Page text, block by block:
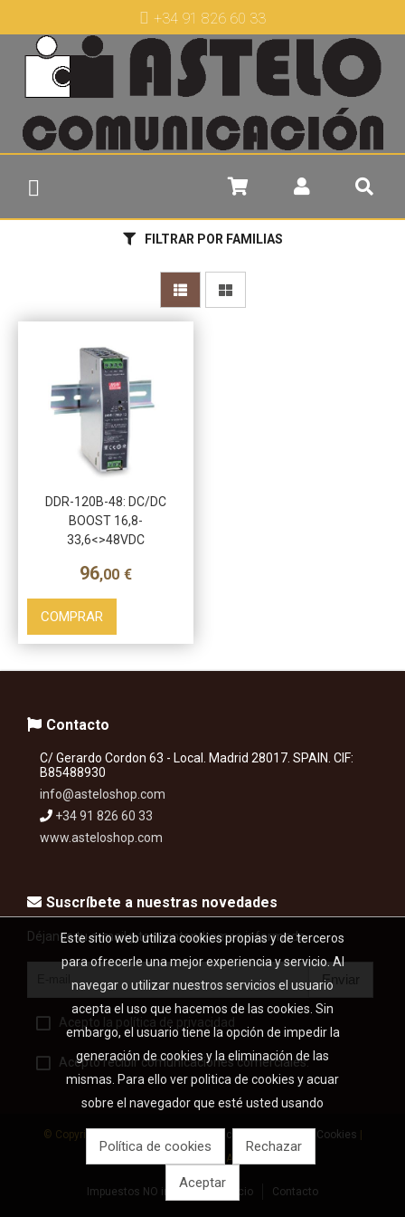
+34 91 826 60 33
FILTRAR POR FAMILIAS
DDR-120B-48: DC/DC
BOOST 16,8-
33,6<>48VDC
96,00 €
COMPRAR
Contacto
C/ Gerardo Cordon 63 - Local. Madrid 28017. SPAIN. CIF:
B85488930
info@asteloshop.com
+34 91 826 60 33
www.asteloshop.com
Suscríbete a nuestras novedades
Déjanos tu e-mail y te mantendremos informado...
Enviar
Acepto la política de privacidad
Acepto recibir comunicaciones comerciales.
© Copyright 2026 | Política de privacidad Cookies |
Desarrollo web: Astelo
Impuestos NO incluidos Inicio Contacto
Este sitio web utiliza cookies propias y de terceros
para ofrecerle una mejor experiencia y servicio. Al
navegar o utilizar nuestros servicios el usuario
acepta el uso que hacemos de las cookies. Sin
embargo, el usuario tiene la opción de impedir la
generación de cookies y la eliminación de las
mismas. Para ello ver politica de cookies y acuar
sobre el navegador que esté usted usando
Política de cookies Rechazar
Aceptar